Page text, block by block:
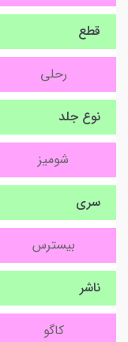
قطع
رحلی
نوع جلد
شومیز
سری
بیسترس
ناشر
کاگو